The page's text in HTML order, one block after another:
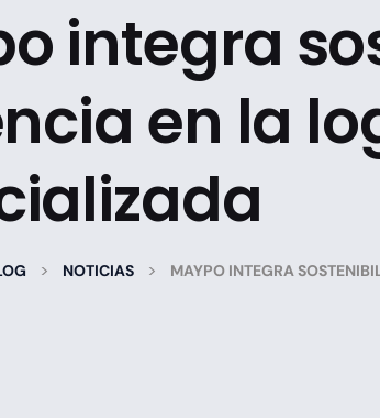
integra
en la
> NOTICIAS > MAYPO INTEGRA